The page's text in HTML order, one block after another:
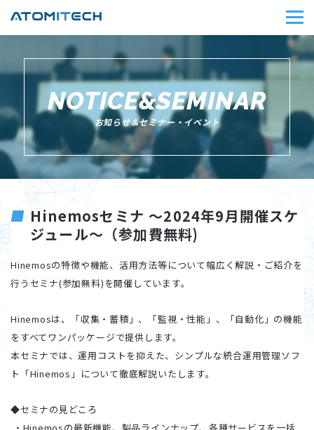
NOTICE&SEMINAR
お知らせ＆セミナー・イベント
Hinemosセミナ ～2024年9月開催スケ
ジュール～（参加費無料)
Hinemosの特徴や機能、活用方法等について幅広く解説・ご紹介を
行うセミナ(参加無料)を開催しています。
Hinemosは、「収集・蓄積」、「監視・性能」、「自動化」の機能
をすべてワンパッケージで提供します。
本セミナでは、運用コストを抑えた、シンプルな統合運用管理ソフ
ト「Hinemos」について徹底解説いたします。
◆セミナの見どころ